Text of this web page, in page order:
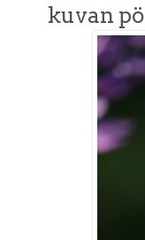
kuvan